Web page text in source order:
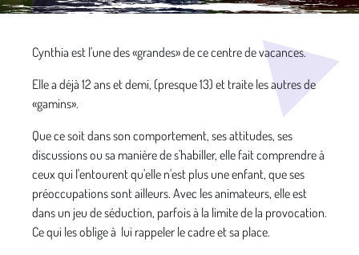
Cynthia est l'une des «grandes» de ce centre de vacances.
Elle a déjà 12 ans et demi, (presque 13) et traite les autres de
«gamins».
Que ce soit dans son comportement, ses attitudes, ses
discussions ou sa manière de s'habiller, elle fait comprendre à
ceux qui l'entourent qu'elle n'est plus une enfant, que ses
préoccupations sont ailleurs. Avec les animateurs, elle est
dans un jeu de séduction, parfois à la limite de la provocation.
Ce qui les oblige à lui rappeler le cadre et sa place.